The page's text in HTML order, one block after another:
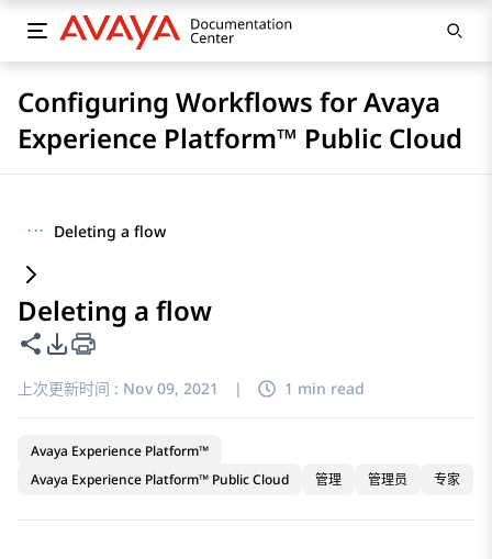
Configuring Workflows for Avaya
Experience Platform™ Public Cloud
··· Deleting a flow
Deleting a flow
共享此页面
PDF 导出选项
上次更新时间 : Nov 09, 2021 | 1 min read
Avaya Experience Platform™
Avaya Experience Platform™ Public Cloud
管理 管理员 专家